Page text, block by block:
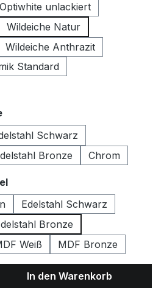
Optiwhite unlackiert
Wildeiche Natur
Wildeiche Anthrazit
Standard
auswählen
Schwarz
Bronze Chrom
auswählen
Edelstahl Schwarz
Bronze
Weiß MDF Bronze
Gib den
In den Warenkorb